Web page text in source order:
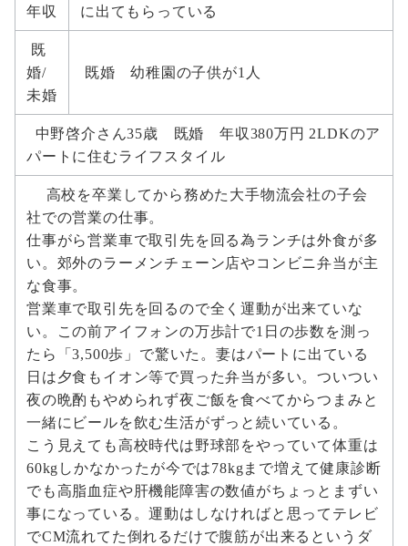
年収
に出てもらっている
既
婚/
未婚
既婚 幼稚園の子供が1人
中野啓介さん35歳 既婚 年収380万円 2LDKのア
パートに住むライフスタイル
高校を卒業してから務めた大手物流会社の子会
社での営業の仕事。
仕事がら営業車で取引先を回る為ランチは外食が多
い。郊外のラーメンチェーン店やコンビニ弁当が主
な食事。
営業車で取引先を回るので全く運動が出来ていな
い。この前アイフォンの万歩計で1日の歩数を測っ
たら「3,500歩」で驚いた。妻はパートに出ている
日は夕食もイオン等で買った弁当が多い。ついつい
夜の晩酌もやめられず夜ご飯を食べてからつまみと
一緒にビールを飲む生活がずっと続いている。
こう見えても高校時代は野球部をやっていて体重は
60kgしかなかったが今では78kgまで増えて健康診断
でも高脂血症や肝機能障害の数値がちょっとまずい
事になっている。運動はしなければと思ってテレビ
でCM流れてた倒れるだけで腹筋が出来るというダ